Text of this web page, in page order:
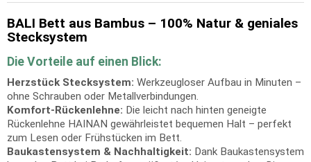
BALI Bett aus Bambus – 100% Natur & geniales
Stecksystem
Die Vorteile auf einen Blick:
Herzstück Stecksystem: Werkzeugloser Aufbau in Minuten –
ohne Schrauben oder Metallverbindungen.
Komfort-Rückenlehne: Die leicht nach hinten geneigte
Rückenlehne HAINAN gewährleistet bequemen Halt – perfekt
zum Lesen oder Frühstücken im Bett.
Baukastensystem & Nachhaltigkeit: Dank Baukastensystem